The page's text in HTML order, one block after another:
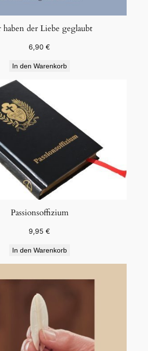
der Liebe geglaubt
6,90 €
In den Warenkorb
Passionsoffizium
9,95 €
In den Warenkorb